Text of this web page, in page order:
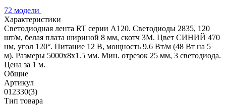
72 модели
Характеристики
Светодиодная лента RT серии A120. Светодиоды 2835, 120
шт/м, белая плата шириной 8 мм, скотч 3M. Цвет СИНИЙ 470
нм, угол 120°. Питание 12 В, мощность 9.6 Вт/м (48 Вт на 5
м). Размеры 5000x8x1.5 мм. Мин. отрезок 25 мм, 3 светодиода.
Цена за 1 м.
Общие
Артикул
012330(3)
Тип товара